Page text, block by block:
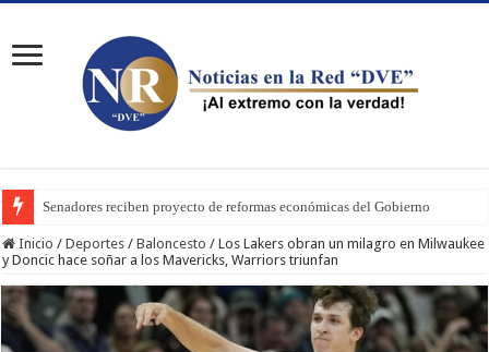
Senadores reciben proyecto de reformas económicas del Gobierno
Inicio / Deportes / Baloncesto / Los Lakers obran un milagro en Milwaukee
y Doncic hace soñar a los Mavericks, Warriors triunfan